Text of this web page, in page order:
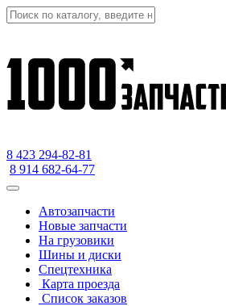
8 423 294-82-81
8 914 682-64-77
Автозапчасти
Новые запчасти
На грузовики
Шины и диски
Спецтехника
Карта проезда
Список заказов